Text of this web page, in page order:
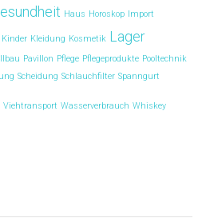
Haus Horoskop Import
Kinder Kleidung Kosmetik Lager
Pavillon Pflege Pflegeprodukte Pooltechnik
Scheidung Schlauchfilter Spanngurt
Viehtransport Wasserverbrauch Whiskey